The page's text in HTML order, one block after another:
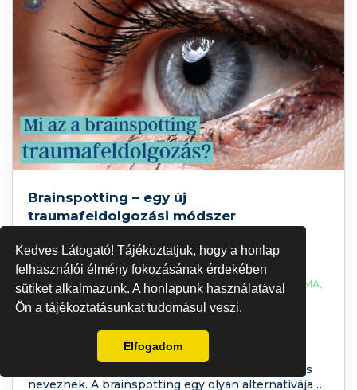
Kedves Látogató! Tájékoztatjuk, hogy a honlap
felhasználói élmény fokozásának érdekében
sütiket alkalmazunk. A honlapunk használatával
Ön a tájékoztatásunkat tudomásul veszi.
Elfogadom
Brainspotting – egy új
traumafeldolgozási módszer
FEB 6,2024 |BRAINSPOTTING , PSZICHOTERÁPIA TRAUMA,
TRAUMAFELDOLGOZÁS
pszichoterapeuta szakorvosunk által egy új
pszichoterápiás módszert, a brainspottingot
ismerheti meg, amelyet sokan az új EMDR-nek is
neveznek. A brainspotting egy olyan alternatívája a